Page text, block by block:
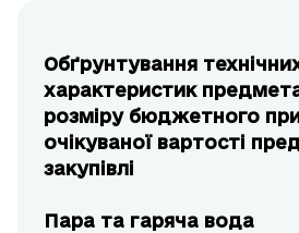
Обґрунтування
характеристик предмета
розміру бюджетного
очікуваної вартості
закупівлі
Пара та гаряча вода